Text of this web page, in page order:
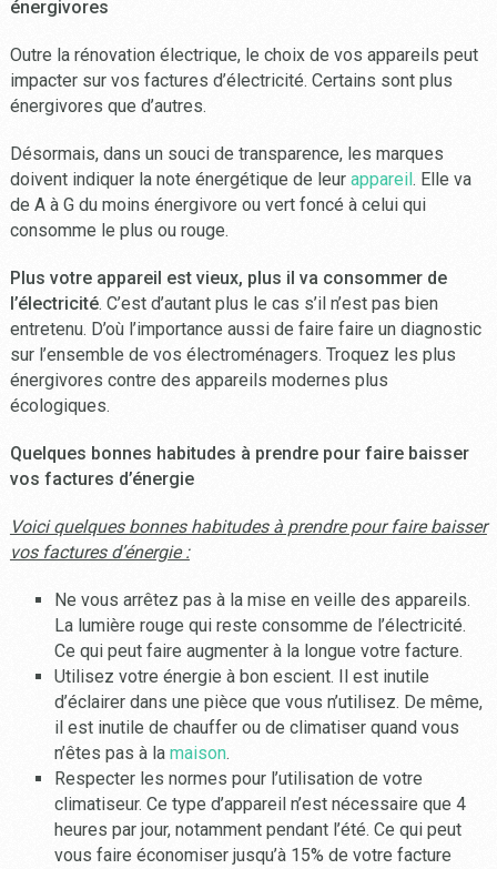
énergivores
Outre la rénovation électrique, le choix de vos appareils peut
impacter sur vos factures d’électricité. Certains sont plus
énergivores que d’autres.
Désormais, dans un souci de transparence, les marques
doivent indiquer la note énergétique de leur appareil . Elle va
de A à G du moins énergivore ou vert foncé à celui qui
consomme le plus ou rouge.
Plus votre appareil est vieux, plus il va consommer de
l’électricité. C’est d’autant plus le cas s’il n’est pas bien
entretenu. D’où l’importance aussi de faire faire un diagnostic
sur l’ensemble de vos électroménagers. Troquez les plus
énergivores contre des appareils modernes plus
écologiques.
Quelques bonnes habitudes à prendre pour faire baisser
vos factures d’énergie
Voici quelques bonnes habitudes à prendre pour faire baisser
vos factures d’énergie :
Ne vous arrêtez pas à la mise en veille des appareils.
La lumière rouge qui reste consomme de l’électricité.
Ce qui peut faire augmenter à la longue votre facture.
Utilisez votre énergie à bon escient. Il est inutile
d’éclairer dans une pièce que vous n’utilisez. De même,
il est inutile de chauffer ou de climatiser quand vous
n’êtes pas à la maison.
Respecter les normes pour l’utilisation de votre
climatiseur. Ce type d’appareil n’est nécessaire que 4
heures par jour, notamment pendant l’été. Ce qui peut
vous faire économiser jusqu’à 15% de votre facture